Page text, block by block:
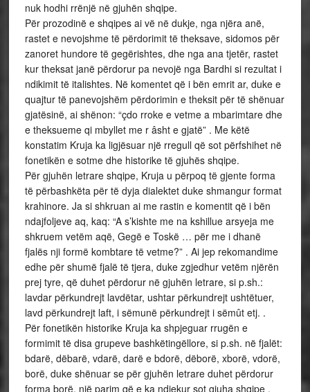
nuk hodhi rrënjë në gjuhën shqipe.
Për prozodinë e shqipes ai vë në dukje, nga njëra anë,
rastet e nevojshme të përdorimit të theksave, sidomos për
zanoret hundore të gegërishtes, dhe nga ana tjetër, rastet
kur theksat janë përdorur pa nevojë nga Bardhi si rezultat i
ndikimit të italishtes. Në komentet që i bën emrit ar, duke e
quajtur të panevojshëm përdorimin e theksit për të shënuar
gjatësinë, ai shënon: “çdo rroke e vetme a mbarimtare dhe
e theksueme qi mbyllet me r âsht e gjatë” . Me këtë
konstatim Kruja ka ligjësuar një rregull që sot përfshihet në
fonetikën e sotme dhe historike të gjuhës shqipe.
Për gjuhën letrare shqipe, Kruja u përpoq të gjente forma
të përbashkëta për të dyja dialektet duke shmangur format
krahinore. Ja si shkruan ai me rastin e komentit që i bën
ndajfoljeve aq, kaq: “A s’kishte me na kshillue arsyeja me
shkruem vetëm aqë, Gegë e Toskë … për me i dhanë
fjalës nji formë kombtare të vetme?” . Ai jep rekomandime
edhe për shumë fjalë të tjera, duke zgjedhur vetëm njërën
prej tyre, që duhet përdorur në gjuhën letrare, si p.sh.:
lavdar përkundrejt lavdëtar, ushtar përkundrejt ushtëtuer,
lavd përkundrejt laft, i sëmunë përkundrejt i sëmût etj. .
Për fonetikën historike Kruja ka shpjeguar rrugën e
formimit të disa grupeve bashkëtingëllore, si p.sh. në fjalët:
bdarë, dëbarë, vdarë, darë e bdorë, dëborë, xborë, vdorë,
borë, duke shënuar se për gjuhën letrare duhet përdorur
forma borë, një parim që e ka ndjekur sot gjuha shqipe .